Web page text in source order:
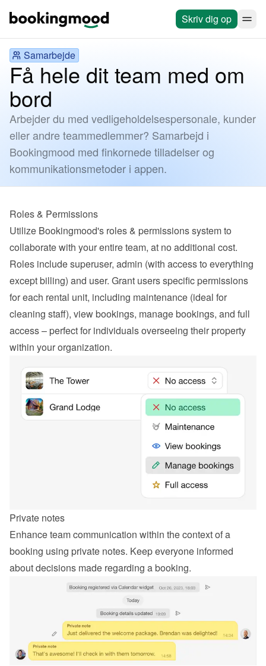
Skriv dig op
Samarbejde
Få hele dit team med om
bord
Arbejder du med vedligeholdelsespersonale, kunder
eller andre teammedlemmer? Samarbejd i
Bookingmood med finkornede tilladelser og
kommunikationsmetoder i appen.
Roles & Permissions
Utilize Bookingmood's roles & permissions system to
collaborate with your entire team, at no additional cost.
Roles include superuser, admin (with access to everything
except billing) and user. Grant users specific permissions
for each rental unit, including maintenance (ideal for
cleaning staff), view bookings, manage bookings, and full
access – perfect for individuals overseeing their property
within your organization.
Private notes
Enhance team communication within the context of a
booking using private notes. Keep everyone informed
about decisions made regarding a booking.